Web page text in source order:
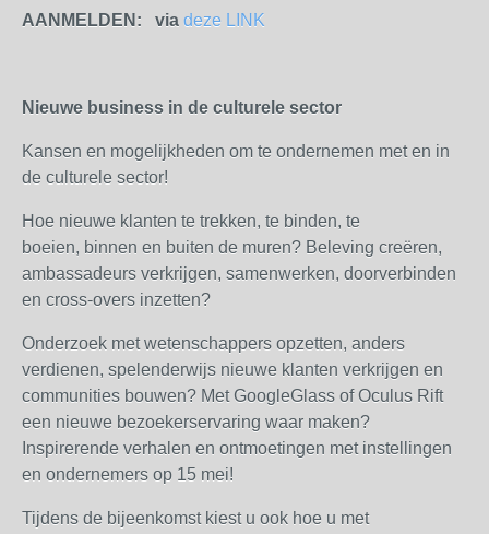
AANMELDEN: via deze LINK
Nieuwe business in de culturele sector
Kansen en mogelijkheden om te ondernemen met en in
de culturele sector!
Hoe nieuwe klanten te trekken, te binden, te
boeien, binnen en buiten de muren? Beleving creëren,
ambassadeurs verkrijgen, samenwerken, doorverbinden
en cross-overs inzetten?
Onderzoek met wetenschappers opzetten, anders
verdienen, spelenderwijs nieuwe klanten verkrijgen en
communities bouwen? Met GoogleGlass of Oculus Rift
een nieuwe bezoekerservaring waar maken?
Inspirerende verhalen en ontmoetingen met instellingen
en ondernemers op 15 mei!
Tijdens de bijeenkomst kiest u ook hoe u met